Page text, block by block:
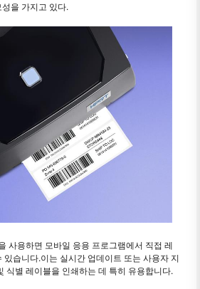
을 가지고 있다.
사용하면 모바일 응용 프로그램에서 직접 레
있습니다.이는 실시간 업데이트 또는 사용자 지
식별 레이블을 인쇄하는 데 특히 유용합니다.